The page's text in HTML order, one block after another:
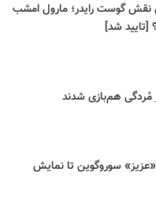
نقش گوست رایدر؛ مارول امشب
[تایید شد]
مُردگی هم‌بازی شدند
سوروگوین تا نمایش